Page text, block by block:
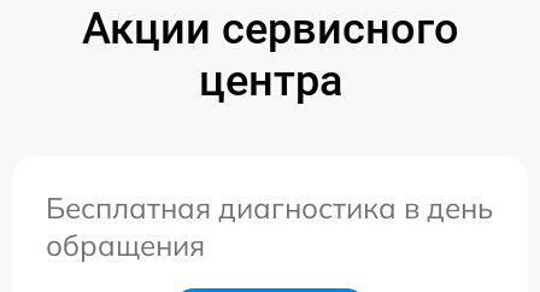
Акции сервисного
центра
Бесплатная диагностика в день
обращения